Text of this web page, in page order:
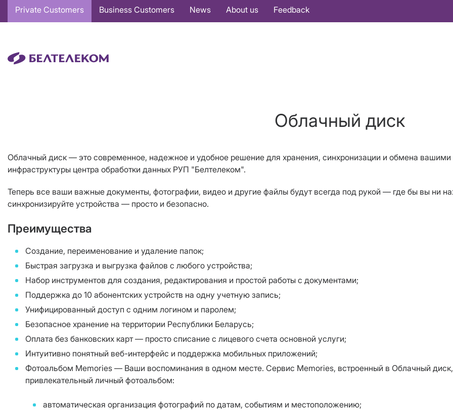
Основная
навигация
Private Customers Business Customers News About us Feedback
Облачный диск
Облачный диск — это современное, надежное и удобное решение для хранения, синхронизации и обмена
инфраструктуры центра обработки данных РУП "Белтелеком".
Теперь все ваши важные документы, фотографии, видео и другие файлы будут всегда под рукой — где бы вы ни
синхронизируйте устройства — просто и безопасно.
Преимущества
Создание, переименование и удаление папок;
Быстрая загрузка и выгрузка файлов с любого устройства;
Набор инструментов для создания, редактирования и простой работы с документами;
Поддержка до 10 абонентских устройств на одну учетную запись;
Унифицированный доступ с одним логином и паролем;
Безопасное хранение на территории Республики Беларусь;
Оплата без банковских карт — просто списание с лицевого счета основной услуги;
Интуитивно понятный веб-интерфейс и поддержка мобильных приложений;
Фотоальбом Memories — Ваши воспоминания в одном месте. Сервис Memories, встроенный в Облачный
привлекательный личный фотоальбом:
автоматическая организация фотографий по датам, событиям и местоположению;